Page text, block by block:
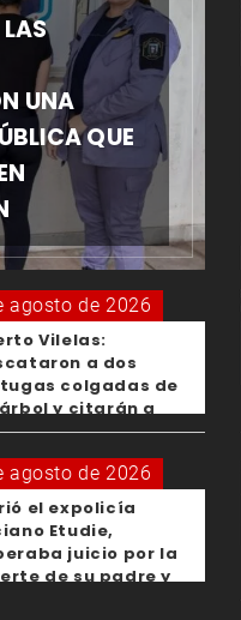
UNA
QUE
agosto de 2026
Vilelas:
a dos
colgadas de
y citarán a
de los
responsables
agosto de 2026
el expolicía
Etudie,
juicio por la
de su padre y